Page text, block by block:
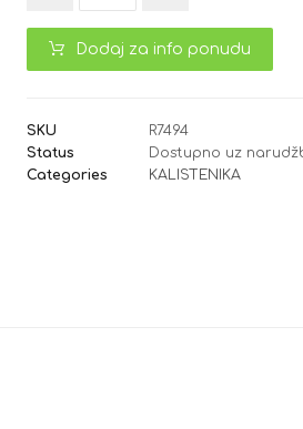
Dodaj za info ponudu
SKU
R7494
Status
Dostupno uz
Categories
KALISTENIKA